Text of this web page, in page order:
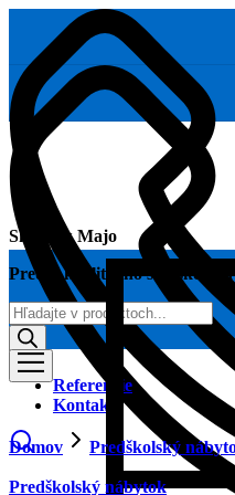
Skoláčik Majo
Predaj kvalitného školského
Products
search
Referencie
Kontakt
Domov Predškolský
Predškolský nábytok